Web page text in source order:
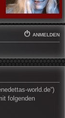
ANMELDEN
world.de“)
folgenden